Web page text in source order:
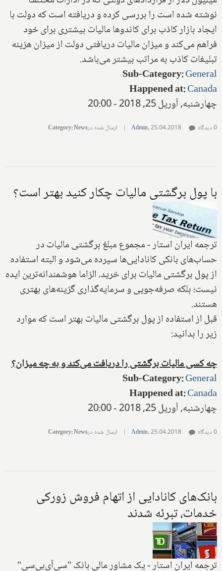
نوشته شده است را بررسی کرده و دریافته است که دولت با
ایجاد بازار کاذب برای کاندو‌ها مالیات بیشتری برای خود
فراهم می‌کند و میزان مالیات دریافتی دولت از میزان هزینه
تبلیغات کاذب به مراتب بیشتر می‌باشد. ‌
Sub-Category:General
Happened at:Canada
چهارشنبه, آوریل 25, 2018 - 20:00
Admin,25.04.2018
| ارسال شده در Category:News 0 دیدگاه
با پول برگشتی مالیات چکار کنید بهتر است؟
ترجمه ایران استار - مجموع مبلغ برگشتی مالیات در
حساب‌های بانکی کانادایی‌ها سپرده می‌شود و البته استفاده
از پول برگشتی مالیات‌ برای خرید، الزاما هوشمندانه‌ترین ایده
نیست؛ بلکه صرفه‌جویی و سرمایه‌گذاری گزینه‌های بهتری
هستند.
قبل از استفاده از پول برگشتی مالیات‌ بهتر است که موارد
زیر را بدانید:
چه کسی مالیات برگشتی را دریافت میکند و به چه میزان؟
Sub-Category:General
Happened at:Canada
چهارشنبه, آوریل 25, 2018 - 20:00
Admin,25.04.2018
| ارسال شده در Category:News 0 دیدگاه
بانک‌های کانادایی از اتهام فروش زورکی
خدمات، تبرئه شدند
ترجمه ایران استار - یک مشاور مالی بانک "سی‌آی‌بی‌سی"